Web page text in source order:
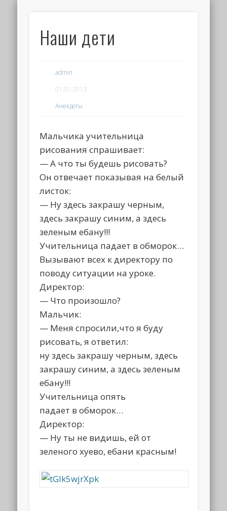
Наши дети
admin
01.01.2013
Анекдоты
Мальчика учительница
рисования спрашивает:
— А что ты будешь рисовать?
Он отвечает показывая на белый
листок:
— Ну здесь закрашу черным,
здесь закрашу синим, а здесь
зеленым ебану!!!
Учительница падает в обморок…
Вызывают всех к директору по
поводу ситуации на уроке.
Директор:
— Что произошло?
Мальчик:
— Меня спросили,что я буду
рисовать, я ответил:
ну здесь закрашу черным, здесь
закрашу синим, а здесь зеленым
ебану!!!
Учительница опять
падает в обморок…
Директор:
— Ну ты не видишь, ей от
зеленого хуево, ебани красным!